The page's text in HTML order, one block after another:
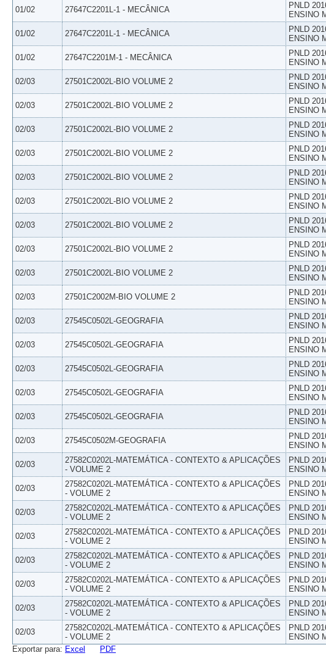
01/02 27647C2201L-1 - MECÂNICA
PNLD
ENSINO
01/02 27647C2201L-1 - MECÂNICA
PNLD
ENSINO
01/02 27647C2201M-1 - MECÂNICA
PNLD
ENSINO
02/03 27501C2002L-BIO VOLUME 2
PNLD
ENSINO
02/03 27501C2002L-BIO VOLUME 2
PNLD
ENSINO
02/03 27501C2002L-BIO VOLUME 2
PNLD
ENSINO
02/03 27501C2002L-BIO VOLUME 2
PNLD
ENSINO
02/03 27501C2002L-BIO VOLUME 2
PNLD
ENSINO
02/03 27501C2002L-BIO VOLUME 2
PNLD
ENSINO
02/03 27501C2002L-BIO VOLUME 2
PNLD
ENSINO
02/03 27501C2002L-BIO VOLUME 2
PNLD
ENSINO
02/03 27501C2002L-BIO VOLUME 2
PNLD
ENSINO
02/03 27501C2002M-BIO VOLUME 2
PNLD
ENSINO
02/03 27545C0502L-GEOGRAFIA
PNLD
ENSINO
02/03 27545C0502L-GEOGRAFIA
PNLD
ENSINO
02/03 27545C0502L-GEOGRAFIA
PNLD
ENSINO
02/03 27545C0502L-GEOGRAFIA
PNLD
ENSINO
02/03 27545C0502L-GEOGRAFIA
PNLD
ENSINO
02/03 27545C0502M-GEOGRAFIA
PNLD
ENSINO
02/03
27582C0202L-MATEMÁTICA - CONTEXTO & APLICAÇÕES
- VOLUME 2
PNLD
ENSINO
02/03
27582C0202L-MATEMÁTICA - CONTEXTO & APLICAÇÕES
- VOLUME 2
PNLD
ENSINO
02/03
27582C0202L-MATEMÁTICA - CONTEXTO & APLICAÇÕES
- VOLUME 2
PNLD
ENSINO
02/03
27582C0202L-MATEMÁTICA - CONTEXTO & APLICAÇÕES
- VOLUME 2
PNLD
ENSINO
02/03
27582C0202L-MATEMÁTICA - CONTEXTO & APLICAÇÕES
- VOLUME 2
PNLD
ENSINO
02/03
27582C0202L-MATEMÁTICA - CONTEXTO & APLICAÇÕES
- VOLUME 2
PNLD
ENSINO
02/03
27582C0202L-MATEMÁTICA - CONTEXTO & APLICAÇÕES
- VOLUME 2
PNLD
ENSINO
02/03
27582C0202L-MATEMÁTICA - CONTEXTO & APLICAÇÕES
- VOLUME 2
PNLD
ENSINO
Exportar para: Excel PDF